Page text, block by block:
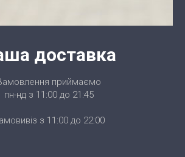
доставка
приймаємо
пн-нд з 11:00 до 21:45
з 11:00 до 22:00